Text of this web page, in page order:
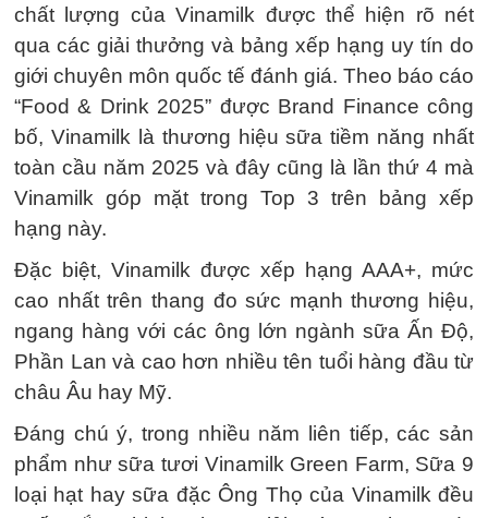
chất lượng của Vinamilk được thể hiện rõ nét
qua các giải thưởng và bảng xếp hạng uy tín do
giới chuyên môn quốc tế đánh giá. Theo báo cáo
“Food & Drink 2025” được Brand Finance công
bố, Vinamilk là thương hiệu sữa tiềm năng nhất
toàn cầu năm 2025 và đây cũng là lần thứ 4 mà
Vinamilk góp mặt trong Top 3 trên bảng xếp
hạng này.
Đặc biệt, Vinamilk được xếp hạng AAA+, mức
cao nhất trên thang đo sức mạnh thương hiệu,
ngang hàng với các ông lớn ngành sữa Ấn Độ,
Phần Lan và cao hơn nhiều tên tuổi hàng đầu từ
châu Âu hay Mỹ.
Đáng chú ý, trong nhiều năm liên tiếp, các sản
phẩm như sữa tươi Vinamilk Green Farm, Sữa 9
loại hạt hay sữa đặc Ông Thọ của Vinamilk đều